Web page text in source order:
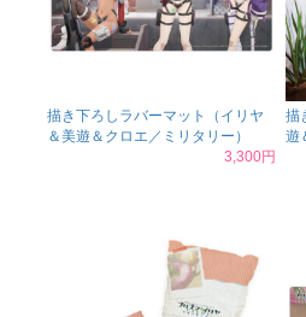
描き下ろしラバーマット（イリヤ
＆美遊＆クロエ／ミリタリー）
3,300円
描
遊